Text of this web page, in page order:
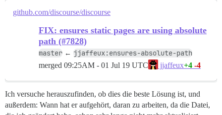
github.com/discourse/discourse
FIX: ensures static pages are using absolute
path (#7828)
master ← jjaffeux:ensures-absolute-path
merged 09:25AM - 01 Jul 19 UTC jjaffeux+4 -4
Ich versuche herauszufinden, ob dies die beste Lösung ist, und
außerdem: Wann hat er aufgehört, daran zu arbeiten, da die Datei,